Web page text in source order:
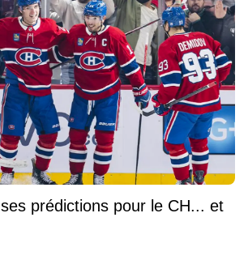
prédictions pour le CH... et